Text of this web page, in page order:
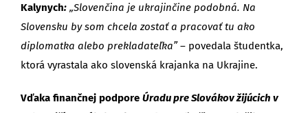
Kalynych: „Slovenčina je ukrajinčine podobná. Na
Slovensku by som chcela zostať a pracovať tu ako
diplomatka alebo prekladateľka”– povedala študentka,
ktorá vyrastala ako slovenská krajanka na Ukrajine.
Vďaka finančnej podpore Úradu pre Slovákov žijúcich v